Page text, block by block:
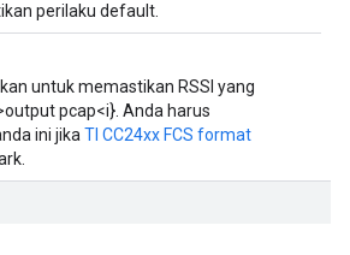
perilaku default.
untuk memastikan RSSI yang
pcap<i}. Anda harus
ini jika TI CC24xx FCS format